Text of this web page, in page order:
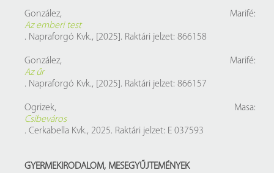
González, Marifé:
Az emberi test
. Napraforgó Kvk., [2025]. Raktári jelzet: 866158
González, Marifé:
Az űr
. Napraforgó Kvk., [2025]. Raktári jelzet: 866157
Ogrizek, Masa:
Csibeváros
. Cerkabella Kvk., 2025. Raktári jelzet: E 037593
GYERMEKIRODALOM, MESEGYŰJTEMÉNYEK